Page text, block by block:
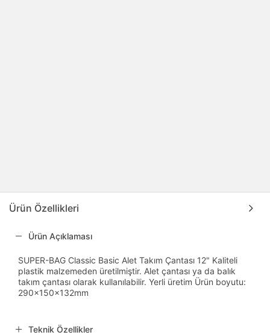
Ürün Özellikleri
Ürün Açıklaması
SUPER-BAG Classic Basic Alet Takım Çantası 12" Kaliteli
plastik malzemeden üretilmiştir. Alet çantası ya da balık
takım çantası olarak kullanılabilir. Yerli üretim Ürün boyutu:
290x150x132mm
Teknik Özellikler